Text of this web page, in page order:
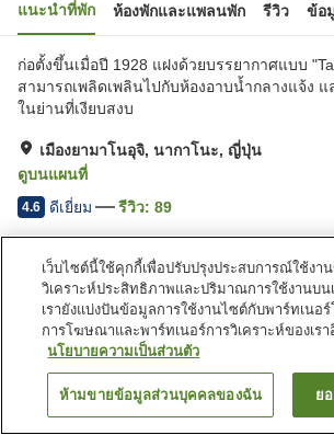
แนะนำที่พัก ห้องพักและแพลนพัก รีวิว ข้อ
ก่อตั้งขึ้นเมื่อปี 1928 แฝงด้วยบรรยากาศแบบ
สามารถเพลิดเพลินไปกับห้องอาบน้ำกลางแจ้ง แ
ในย่านที่เงียบสงบ
เมืองยามาโนอุจิ, นากาโนะ, ญี่ปุ่น
ดูบนแผนที่
4.6 ดีเยี่ยม รีวิว: 89
สิ่งอำนวยความสะดวกในที่พัก
ที่จอดรถ
สระว่ายน้ำ
ร้านอาหาร
เลานจ์
Kambayashi Onsen Kambayashi Hotel Senjukaku
ค้นหาห้องพัก
เว็บไซต์นี้ใช้คุกกี้เพื่อปรับปรุงประสบการณ์ใช้งา
วิเคราะห์ประสิทธิภาพและปริมาณการใช้งานบน
เรายังแบ่งปันข้อมูลการใช้งานไซต์กับพาร์ทเนอร์
การโฆษณาและพาร์ทเนอร์การวิเคราะห์ของเรา
นโยบายความเป็นส่วนตัว
ห้ามขายข้อมูลส่วนบุคคลของฉัน ย